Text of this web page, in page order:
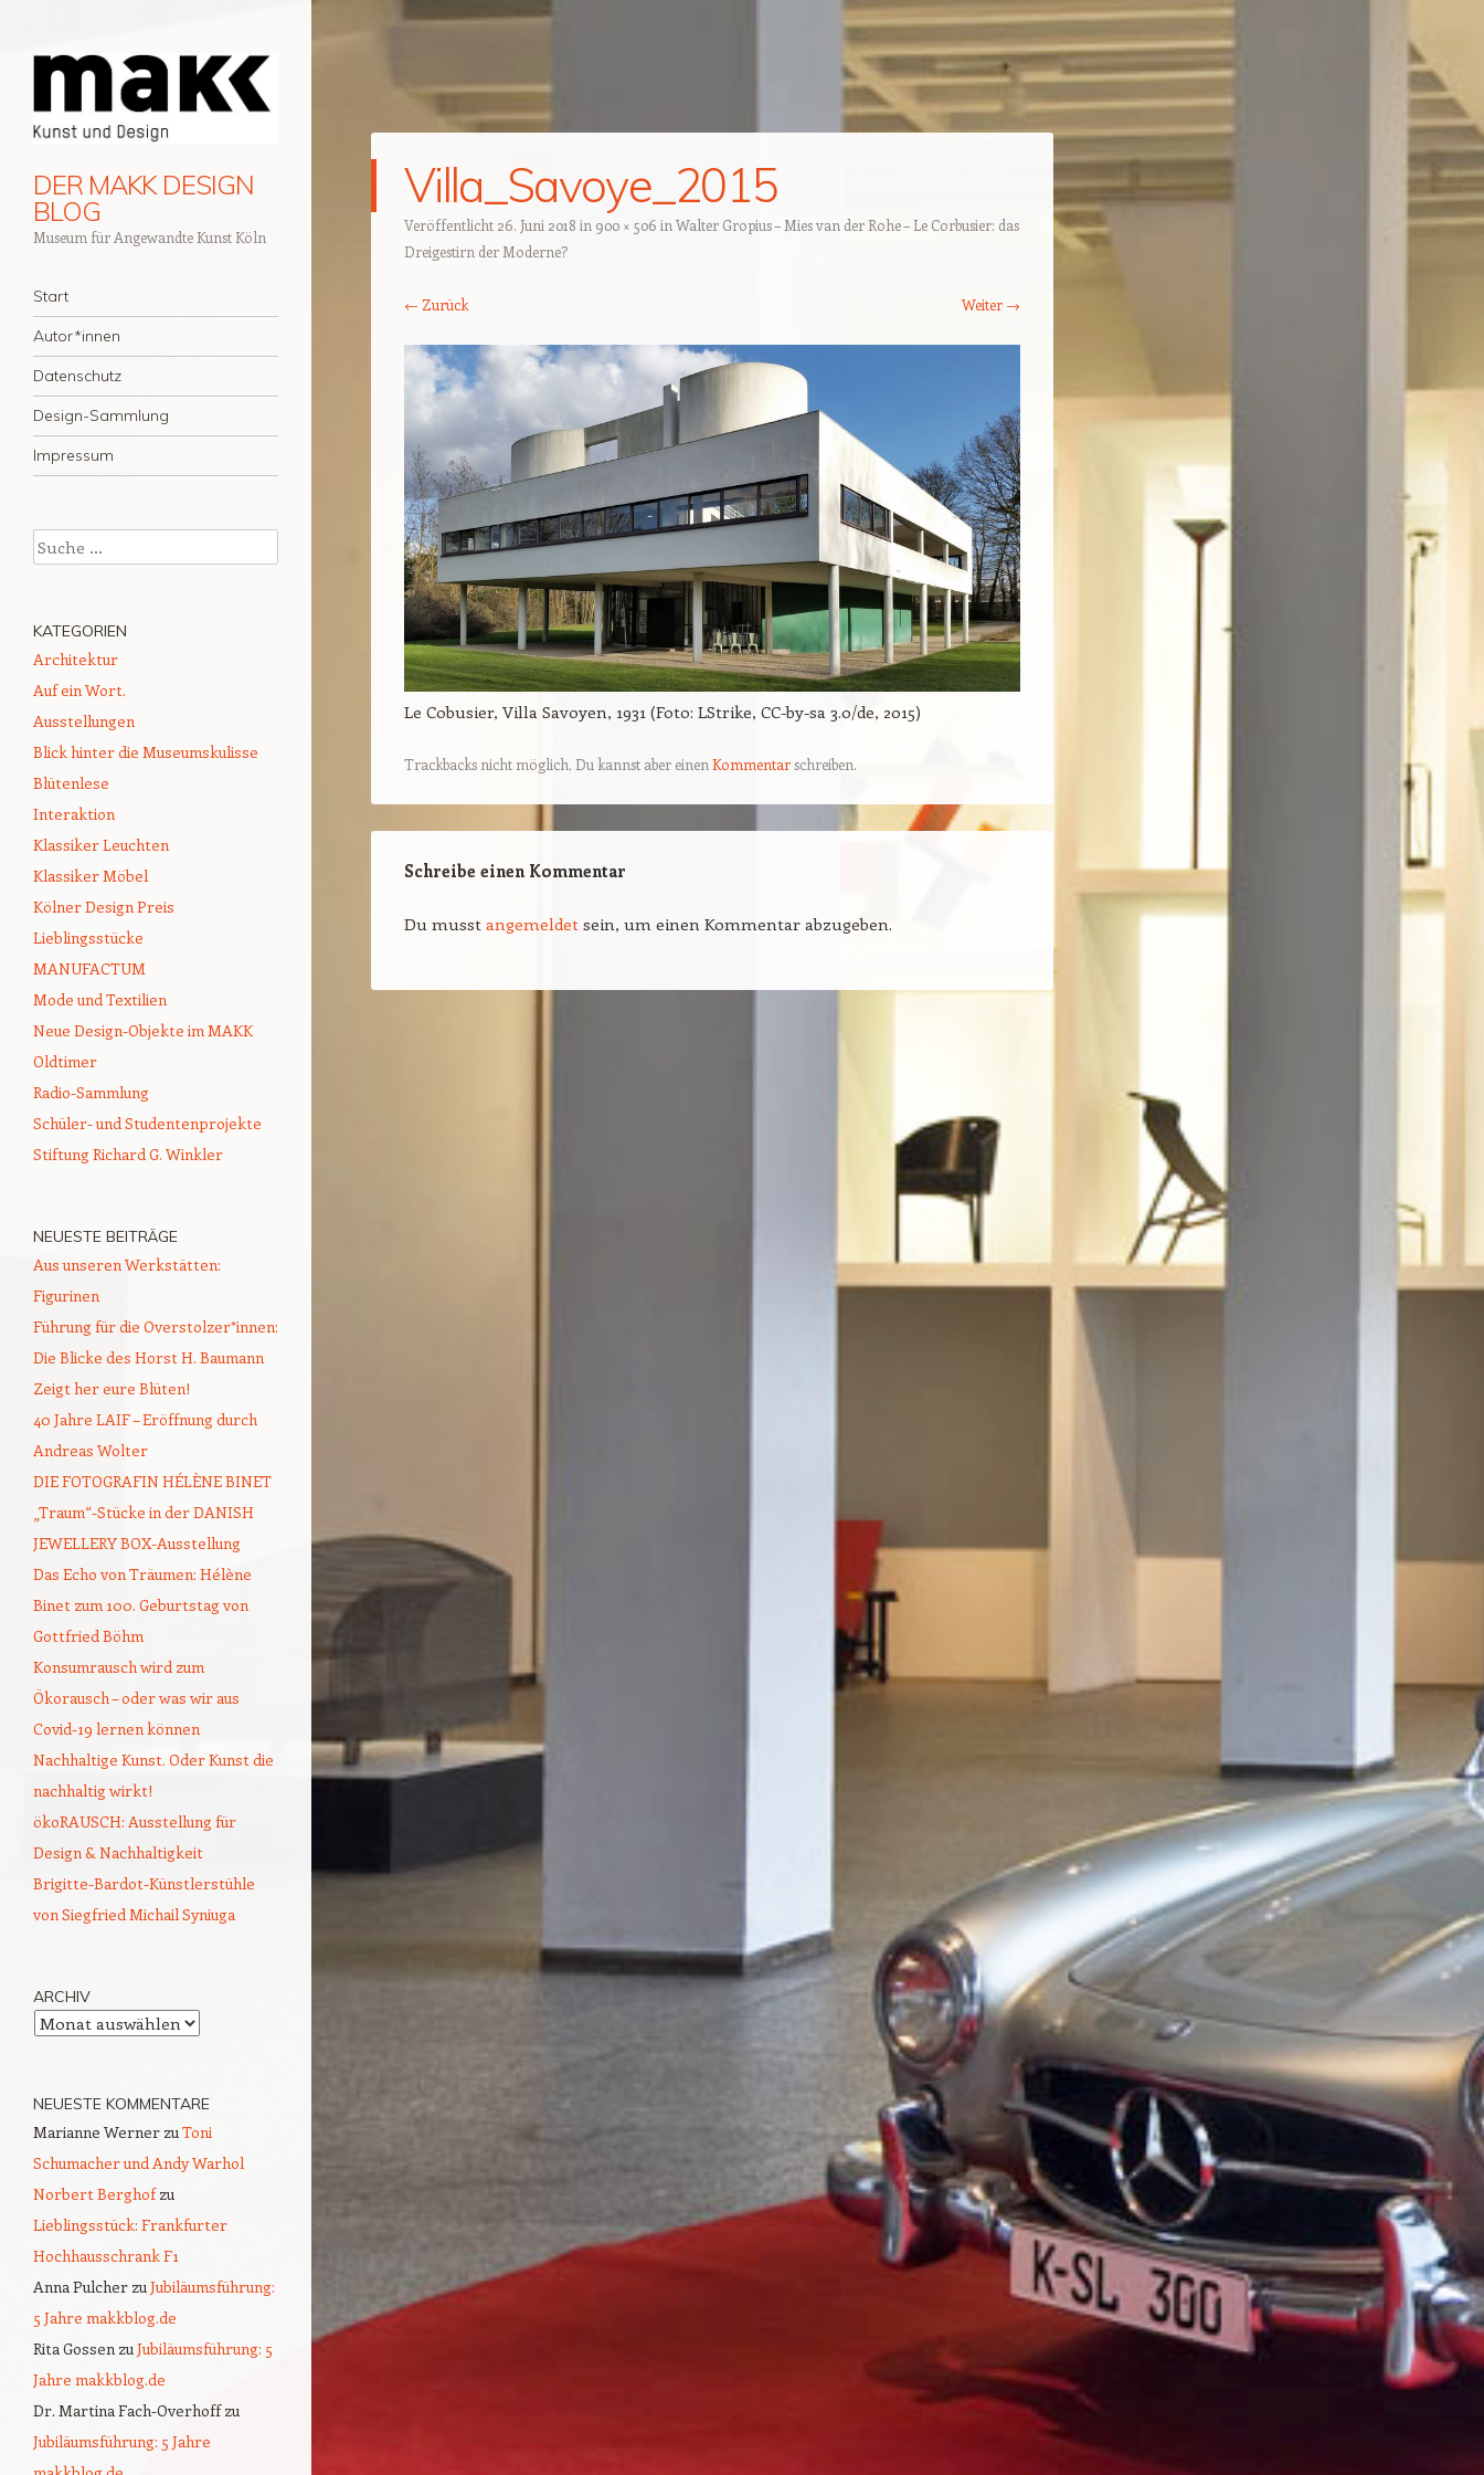
DER MAKK DESIGN
BLOG
Museum für Angewandte Kunst Köln
Navigation
Zum Inhalt springen
Start
Autor*innen
Datenschutz
Design-Sammlung
Impressum
Villa_Savoye_2015
Veröffentlicht 26. Juni 2018 in 900 × 506 in Walter Gropius – Mies van der Rohe – Le Corbusier: das
Dreigestirn der Moderne?
← Zurück Weiter →
Le Cobusier, Villa Savoyen, 1931 (Foto: LStrike, CC-by-sa 3.0/de, 2015)
Trackbacks nicht möglich, Du kannst aber einen Kommentarschreiben.
Schreibe einen Kommentar
Du musst angemeldet sein, um einen Kommentar abzugeben.
Suchen
KATEGORIEN
Architektur
Auf ein Wort.
Ausstellungen
Blick hinter die Museumskulisse
Blütenlese
Interaktion
Klassiker Leuchten
Klassiker Möbel
Kölner Design Preis
Lieblingsstücke
MANUFACTUM
Mode und Textilien
Neue Design-Objekte im MAKK
Oldtimer
Radio-Sammlung
Schüler- und Studentenprojekte
Stiftung Richard G. Winkler
NEUESTE BEITRÄGE
Aus unseren Werkstätten:
Figurinen
Führung für die Overstolzer*innen:
Die Blicke des Horst H. Baumann
Zeigt her eure Blüten!
40 Jahre LAIF – Eröffnung durch
Andreas Wolter
DIE FOTOGRAFIN HÉLÈNE BINET
„Traum“-Stücke in der DANISH
JEWELLERY BOX-Ausstellung
Das Echo von Träumen: Hélène
Binet zum 100. Geburtstag von
Gottfried Böhm
Konsumrausch wird zum
Ökorausch – oder was wir aus
Covid-19 lernen können
Nachhaltige Kunst. Oder Kunst die
nachhaltig wirkt!
ökoRAUSCH: Ausstellung für
Design & Nachhaltigkeit
Brigitte-Bardot-Künstlerstühle
von Siegfried Michail Syniuga
ARCHIV
Archiv
NEUESTE KOMMENTARE
Marianne Werner zuToni
Schumacher und Andy Warhol
Norbert Berghofzu
Lieblingsstück: Frankfurter
Hochhausschrank F1
Anna Pulcher zuJubiläumsführung:
5 Jahre makkblog.de
Rita Gossen zuJubiläumsführung: 5
Jahre makkblog.de
Dr. Martina Fach-Overhoffzu
Jubiläumsführung: 5 Jahre